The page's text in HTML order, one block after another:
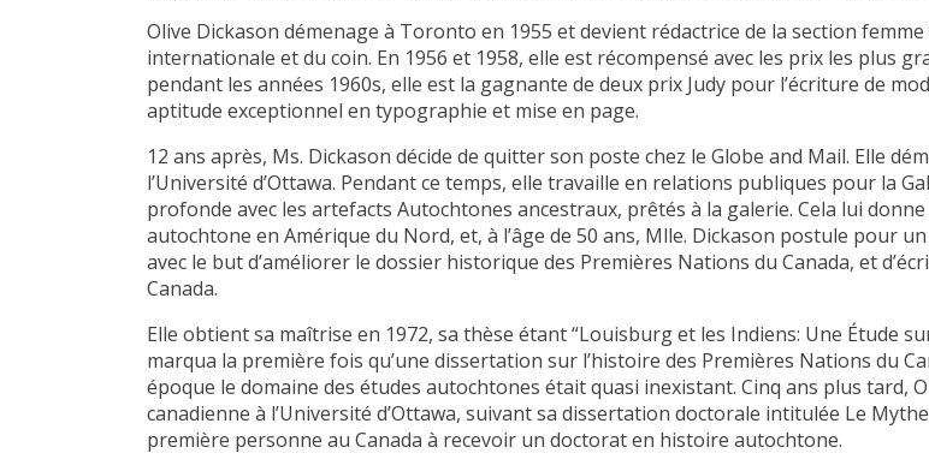
Olive Dickason démenage à Toronto en 1955 et devient rédactrice de la section
internationale et du coin. En 1956 et 1958, elle est récompensé avec les prix les plus
pendant les années 1960s, elle est la gagnante de deux prix Judy pour l’écriture de
aptitude exceptionnel en typographie et mise en page.
12 ans après, Ms. Dickason décide de quitter son poste chez le Globe and Mail. Elle
l’Université d’Ottawa. Pendant ce temps, elle travaille en relations publiques pour la
profonde avec les artefacts Autochtones ancestraux, prêtés à la galerie. Cela lui
autochtone en Amérique du Nord, et, à l’âge de 50 ans, Mlle. Dickason postule pour
avec le but d’améliorer le dossier historique des Premières Nations du Canada, et
Canada.
Elle obtient sa maîtrise en 1972, sa thèse étant “Louisburg et les Indiens: Une Étude
marqua la première fois qu’une dissertation sur l’histoire des Premières Nations du
époque le domaine des études autochtones était quasi inexistant. Cinq ans plus
canadienne à l’Université d’Ottawa, suivant sa dissertation doctorale intitulée Le
première personne au Canada à recevoir un doctorat en histoire autochtone.